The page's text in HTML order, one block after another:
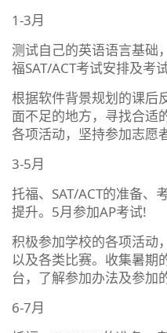
1-3月
测试自己的英语语言基础
福SAT/ACT考试安排及考
根据软件背景规划的课后
面不足的地方，寻找合适
各项活动，坚持参加志愿
3-5月
托福、SAT/ACT的准备、
提升。5月参加AP考试!
积极参加学校的各项活动
以及各类比赛。收集暑期
台，了解参加办法及参加
6-7月